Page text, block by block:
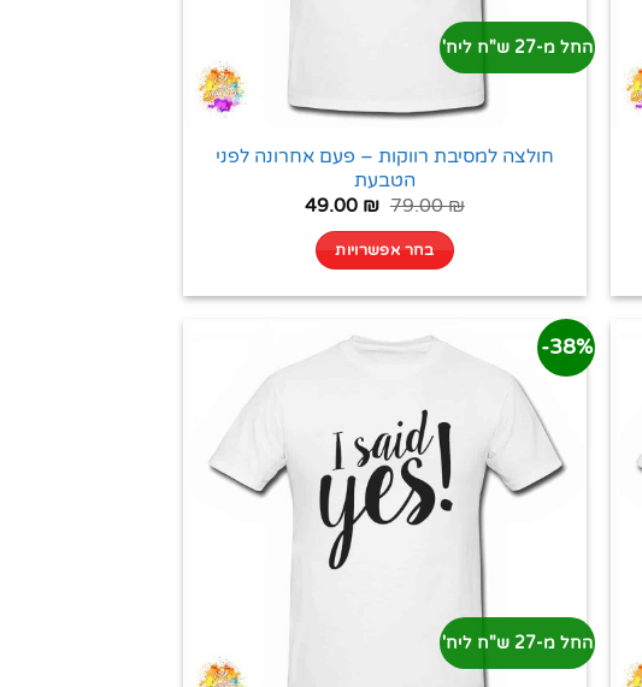
החל מ-27 ש"ח ליח'
חולצה למסיבת רווקות – פעם אחרונה לפני
הטבעת
79.00₪
49.00 ₪
בחר אפשרויות
38%-
החל מ-27 ש"ח ליח'